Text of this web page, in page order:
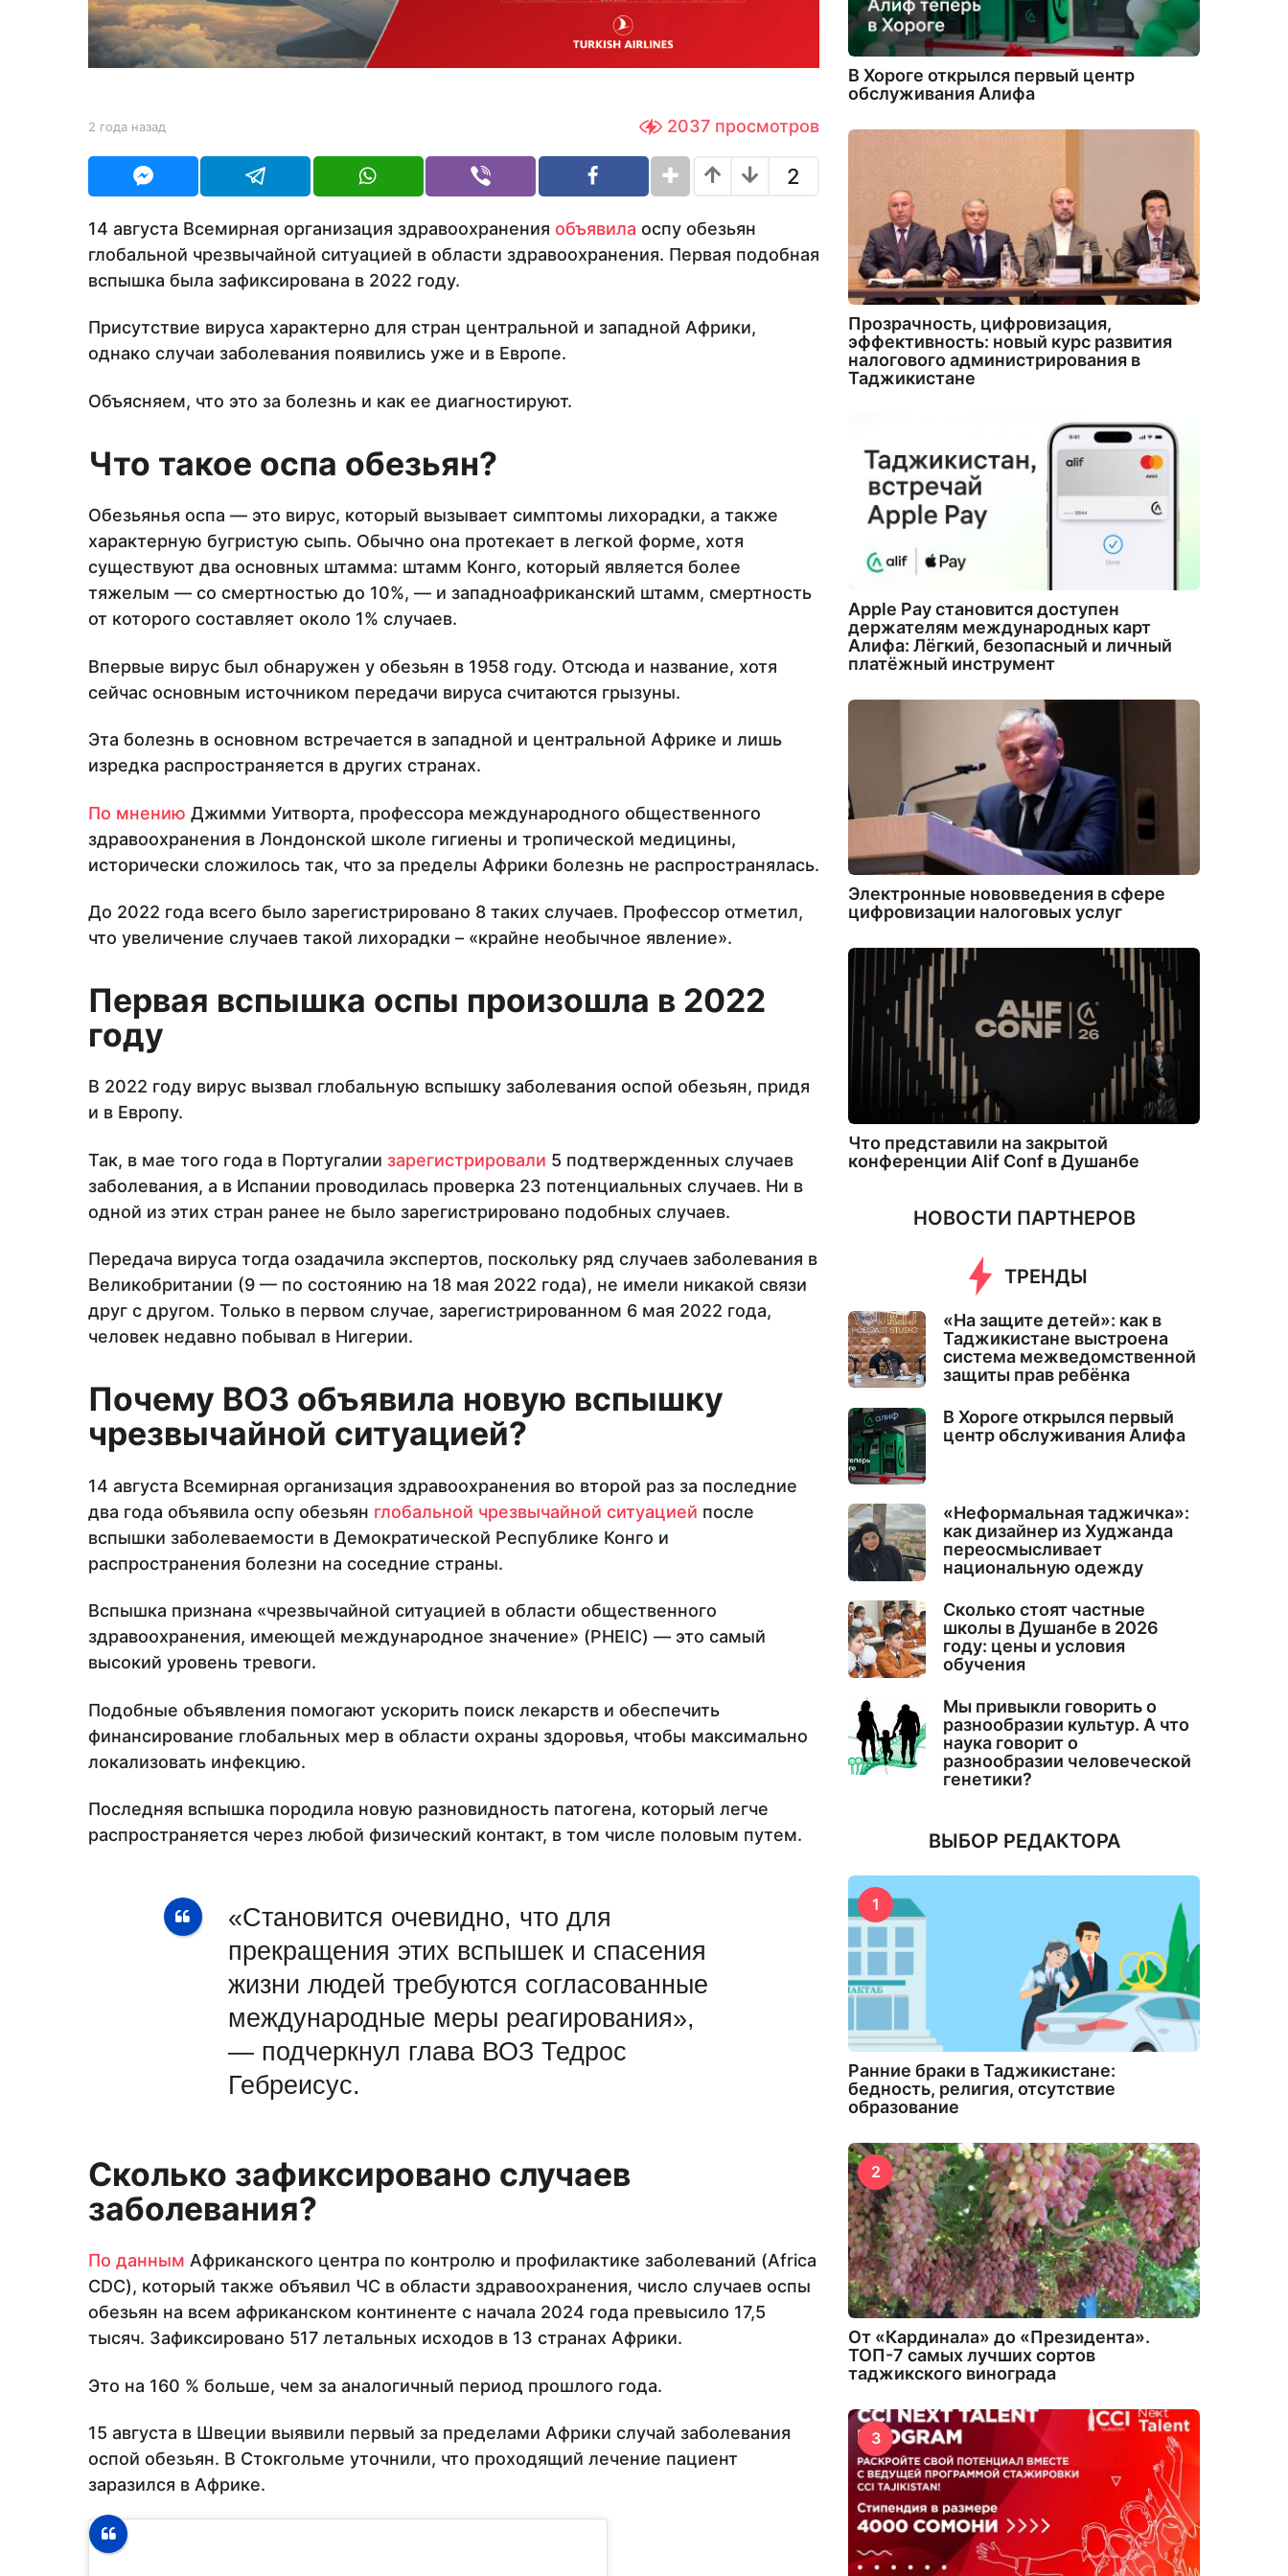
а
н
а
b
Y
U
2 года назад
а
а
з
а
д
2037 просмотров
2
14 августа Всемирная организация здравоохранения объявила оспу обезьян
глобальной чрезвычайной ситуацией в области здравоохранения. Первая подобная
вспышка была зафиксирована в 2022 году.
Присутствие вируса характерно для стран центральной и западной Африки,
однако случаи заболевания появились уже и в Европе.
Объясняем, что это за болезнь и как ее диагностируют.
Что такое оспа обезьян?
Обезьянья оспа — это вирус, который вызывает симптомы лихорадки, а также
характерную бугристую сыпь. Обычно она протекает в легкой форме, хотя
существуют два основных штамма: штамм Конго, который является более
тяжелым — со смертностью до 10%, — и западноафриканский штамм, смертность
от которого составляет около 1% случаев.
Впервые вирус был обнаружен у обезьян в 1958 году. Отсюда и название, хотя
сейчас основным источником передачи вируса считаются грызуны.
Эта болезнь в основном встречается в западной и центральной Африке и лишь
изредка распространяется в других странах.
По мнению Джимми Уитворта, профессора международного общественного
здравоохранения в Лондонской школе гигиены и тропической медицины,
исторически сложилось так, что за пределы Африки болезнь не распространялась.
До 2022 года всего было зарегистрировано 8 таких случаев. Профессор отметил,
что увеличение случаев такой лихорадки – «крайне необычное явление».
Первая вспышка оспы произошла в 2022
году
В 2022 году вирус вызвал глобальную вспышку заболевания оспой обезьян, придя
и в Европу.
Так, в мае того года в Португалии зарегистрировали 5 подтвержденных случаев
заболевания, а в Испании проводилась проверка 23 потенциальных случаев. Ни в
одной из этих стран ранее не было зарегистрировано подобных случаев.
Передача вируса тогда озадачила экспертов, поскольку ряд случаев заболевания в
Великобритании (9 — по состоянию на 18 мая 2022 года), не имели никакой связи
друг с другом. Только в первом случае, зарегистрированном 6 мая 2022 года,
человек недавно побывал в Нигерии.
Почему ВОЗ объявила новую вспышку
чрезвычайной ситуацией?
14 августа Всемирная организация здравоохранения во второй раз за последние
два года объявила оспу обезьян глобальной чрезвычайной ситуацией после
вспышки заболеваемости в Демократической Республике Конго и
распространения болезни на соседние страны.
Вспышка признана «чрезвычайной ситуацией в области общественного
здравоохранения, имеющей международное значение» (PHEIC) — это самый
высокий уровень тревоги.
Подобные объявления помогают ускорить поиск лекарств и обеспечить
финансирование глобальных мер в области охраны здоровья, чтобы максимально
локализовать инфекцию.
Последняя вспышка породила новую разновидность патогена, который легче
распространяется через любой физический контакт, в том числе половым путем.
«Становится очевидно, что для
прекращения этих вспышек и спасения
жизни людей требуются согласованные
международные меры реагирования»,
— подчеркнул глава ВОЗ Тедрос
Гебреисус.
Сколько зафиксировано случаев
заболевания?
По данным Африканского центра по контролю и профилактике заболеваний (Africa
CDC), который также объявил ЧС в области здравоохранения, число случаев оспы
обезьян на всем африканском континенте с начала 2024 года превысило 17,5
тысяч. Зафиксировано 517 летальных исходов в 13 странах Африки.
Это на 160 % больше, чем за аналогичный период прошлого года.
15 августа в Швеции выявили первый за пределами Африки случай заболевания
оспой обезьян. В Стокгольме уточнили, что проходящий лечение пациент
заразился в Африке.
В Хороге открылся первый центр
обслуживания Алифа
Прозрачность, цифровизация,
эффективность: новый курс развития
налогового администрирования в
Таджикистане
Apple Pay становится доступен
держателям международных карт
Алифа: Лёгкий, безопасный и личный
платёжный инструмент
Электронные нововведения в сфере
цифровизации налоговых услуг
Что представили на закрытой
конференции Alif Conf в Душанбе
НОВОСТИ ПАРТНЕРОВ
ТРЕНДЫ
«На защите детей»: как в
Таджикистане выстроена
система межведомственной
защиты прав ребёнка
В Хороге открылся первый
центр обслуживания Алифа
«Неформальная таджичка»:
как дизайнер из Худжанда
переосмысливает
национальную одежду
Сколько стоят частные
школы в Душанбе в 2026
году: цены и условия
обучения
Мы привыкли говорить о
разнообразии культур. А что
наука говорит о
разнообразии человеческой
генетики?
ВЫБОР РЕДАКТОРА
1
Ранние браки в Таджикистане:
бедность, религия, отсутствие
образование
2
От «Кардинала» до «Президента».
ТОП-7 самых лучших сортов
таджикского винограда
3